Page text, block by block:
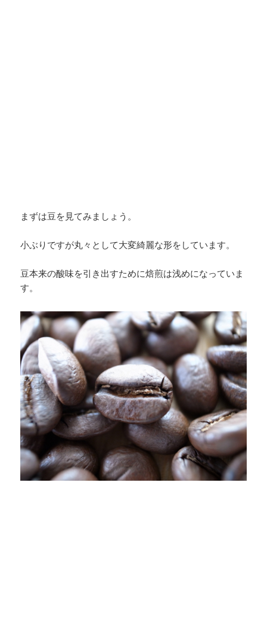
まずは豆を見てみましょう。
小ぶりですが丸々として大変綺麗な形をしています。
豆本来の酸味を引き出すために焙煎は浅めになっていま
す。